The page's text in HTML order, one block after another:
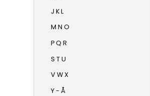
J K L
M N O
P Q R
S T U
V W X
Y - Å